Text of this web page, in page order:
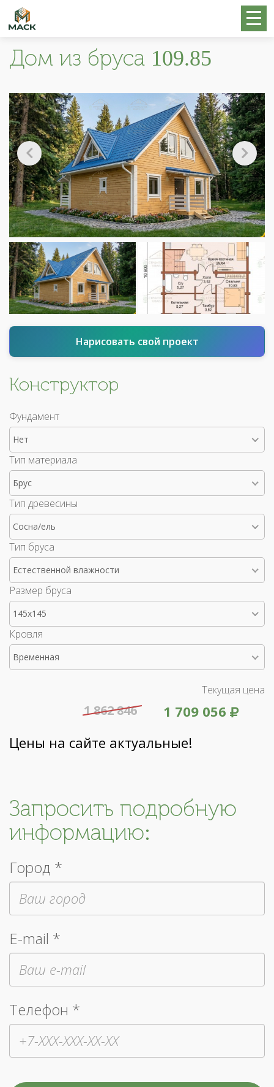
Дом из бруса 109.85
Нарисовать свой проект
Конструктор
Фундамент
Нет
Тип материала
Брус
Тип древесины
Сосна/ель
Тип бруса
Естественной влажности
Размер бруса
145x145
Кровля
Временная
Текущая цена
1 709 056
1 862 846
Цены на сайте актуальные!
Запросить подробную
информацию:
Город *
E-mail *
Телефон *